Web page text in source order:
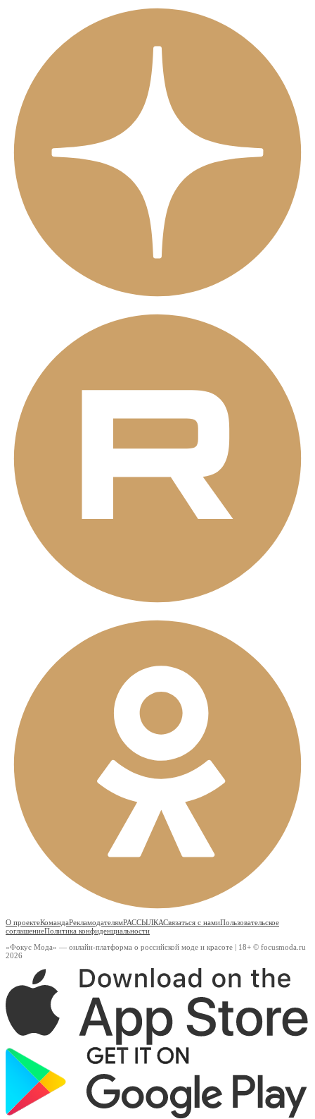
О проектеКомандаРекламодателямРАССЫЛКАСвязаться с намиПользовательское
соглашениеПолитика конфиденциальности
«Фокус Мода» — онлайн-платформа о российской моде и красоте | 18+ © focusmoda.ru
2026